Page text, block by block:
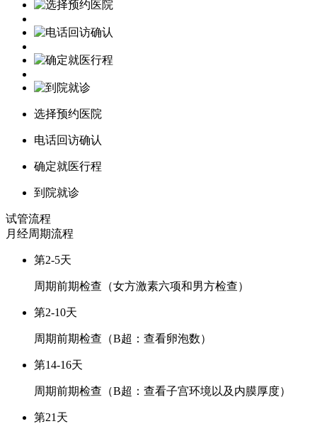
选择预约医院
电话回访确认
确定就医行程
到院就诊
试管流程
月经周期流程
第2-5天
周期前期检查（女方激素六项和男方检查）
第2-10天
周期前期检查（B超：查看卵泡数）
第14-16天
周期前期检查（B超：查看子宫环境以及内膜厚度）
第21天